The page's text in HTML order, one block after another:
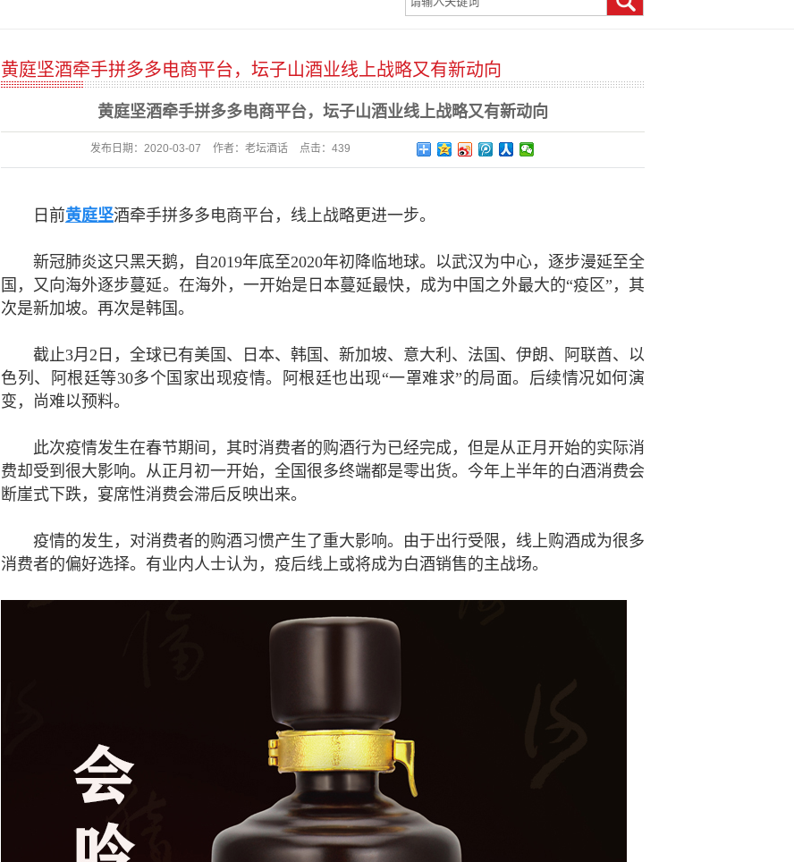
黄庭坚酒牵手拼多多电商平台，坛子山酒业线上战略又有新动向
黄庭坚酒牵手拼多多电商平台，坛子山酒业线上战略又有新动向
发布日期： 2020-03-07 作者： 老坛酒话 点击： 439
日前黄庭坚酒牵手拼多多电商平台，线上战略更进一步。
新冠肺炎这只黑天鹅，自 2019年底至2020年初降临地球。以武汉为中心，逐步漫延至全
国，又向海外逐步蔓延。在海外，一开始是日本蔓延最快，成为中国之外最大的“疫区”，其
次是新加坡。再次是韩国。
截止3月2日，全球已有美国、日本、韩国、新加坡、意大利、法国、伊朗、阿联酋、以
色列、阿根廷等30多个国家出现疫情。阿根廷也出现“一罩难求”的局面。后续情况如何演
变，尚难以预料。
此次疫情发生在春节期间，其时消费者的购酒行为已经完成，但是从正月开始的实际消
费却受到很大影响。从正月初一开始，全国很多终端都是零出货。今年上半年的白酒消费会
断崖式下跌，宴席性消费会滞后反映出来。
疫情的发生，对消费者的购酒习惯产生了重大影响。由于出行受限，线上购酒成为很多
消费者的偏好选择。有业内人士认为，疫后线上或将成为白酒销售的主战场。